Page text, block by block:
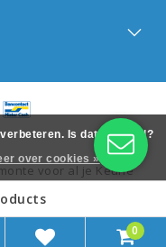
voor al je Keune
0
Is dat akkoord?
over cookies »